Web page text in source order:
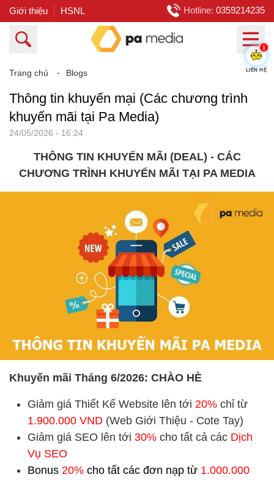
Giới thiệu HSNL Hotline: 0359214235
Trang chủ ⁃ Blogs
Thông tin khuyến mại (Các chương trình
khuyến mãi tại Pa Media)
24/05/2026 - 16:24
THÔNG TIN KHUYẾN MÃI (DEAL) - CÁC
CHƯƠNG TRÌNH KHUYẾN MÃI TẠI PA MEDIA
Khuyến mãi Tháng 6/2026: CHÀO HÈ
Giảm giá Thiết Kế Website lên tới 20% chỉ từ
1.900.000 VND (Web Giới Thiệu - Cote Tay)
Giảm giá SEO lên tới 30% cho tất cả các Dịch
Vụ SEO
Bonus 20% cho tất các đơn nạp từ 1.000.000
1
LIÊN HỆ